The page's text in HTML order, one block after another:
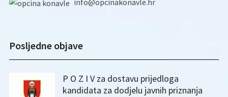
info@opcinakonavle.hr
Posljedne objave
P O Z I V za dostavu prijedloga
kandidata za dodjelu javnih priznanja